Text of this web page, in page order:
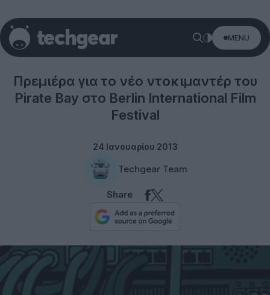
MENU
Πρεμιέρα για το νέο ντοκιμαντέρ του
Pirate Bay στο Berlin International Film
Festival
24 Ιανουαρίου 2013
Techgear Team
Share